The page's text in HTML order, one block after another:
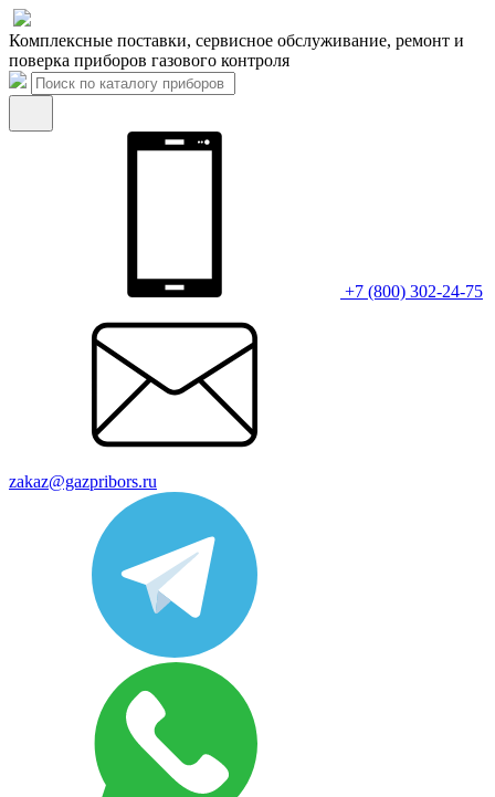
Комплексные поставки, сервисное обслуживание, ремонт и
поверка приборов газового контроля
+7 (800) 302-24-75
zakaz@gazpribors.ru